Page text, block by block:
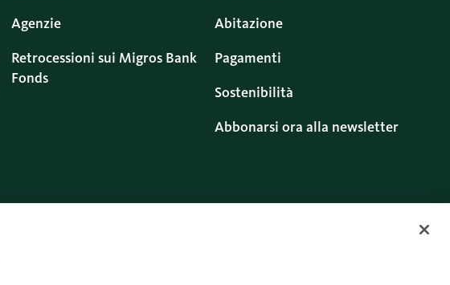
Agenzie
Retrocessioni sui Migros Bank
Fonds
Abitazione
Pagamenti
Sostenibilità
Abbonarsi ora alla newsletter